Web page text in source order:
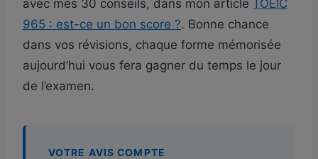
avec mes 30 conseils, dans mon article
TOEIC
965 : est-ce un bon score ?. Bonne chance
dans vos révisions, chaque forme mémorisée
aujourd’hui vous fera gagner du temps le jour
de l’examen.
VOTRE AVIS COMPTE